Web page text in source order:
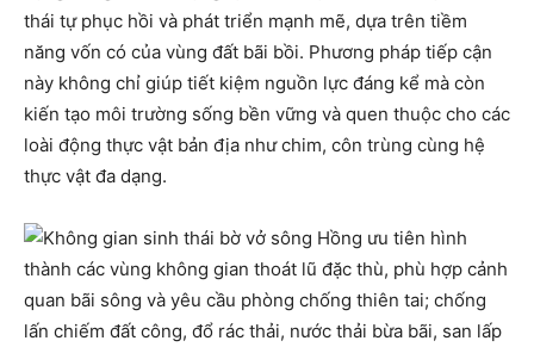
thái tự phục hồi và phát triển mạnh mẽ, dựa trên tiềm
năng vốn có của vùng đất bãi bồi. Phương pháp tiếp cận
này không chỉ giúp tiết kiệm nguồn lực đáng kể mà còn
kiến tạo môi trường sống bền vững và quen thuộc cho các
loài động thực vật bản địa như chim, côn trùng cùng hệ
thực vật đa dạng.